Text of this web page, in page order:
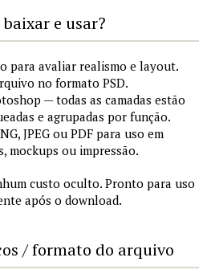
e usar?
para avaliar realismo e layout.
no formato PSD.
— todas as camadas estão
e agrupadas por função.
JPEG ou PDF para uso em
mockups ou impressão.
custo oculto. Pronto para uso
após o download.
/ formato do arquivo